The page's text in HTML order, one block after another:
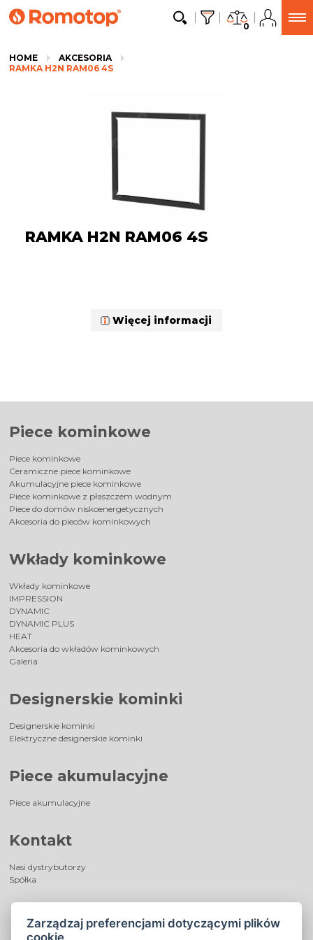
0
HOME
AKCESORIA
RAMKA H2N RAM06 4S
RAMKA H2N RAM06 4S
Więcej informacji
Piece kominkowe
Piece kominkowe
Ceramiczne piece kominkowe
Akumulacyjne piece kominkowe
Piece kominkowe z płaszczem wodnym
Piece do domów niskoenergetycznych
Akcesoria do pieców kominkowych
Wkłady kominkowe
Wkłady kominkowe
IMPRESSION
DYNAMIC
DYNAMIC PLUS
HEAT
Akcesoria do wkładów kominkowych
Galeria
Designerskie kominki
Designerskie kominki
Elektryczne designerskie kominki
Piece akumulacyjne
Piece akumulacyjne
Kontakt
Nasi dystrybutorzy
Spółka
Zarządzaj preferencjami dotyczącymi plików
cookie